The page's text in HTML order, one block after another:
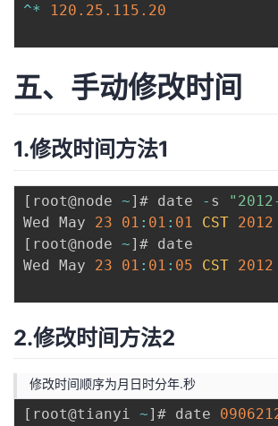
^* 120.25 .115 .20
五、手动修改时间
1.修改时间方法1
[ root@node ~] # date - s
Wed May 23 01 : 01 : 01 CST 2012
[ root@node ~] # date
Wed May 23 01 : 01 : 05 CST 2012
2.修改时间方法2
修改时间顺序为月日时分年.秒
[ root@tianyi ~] # date